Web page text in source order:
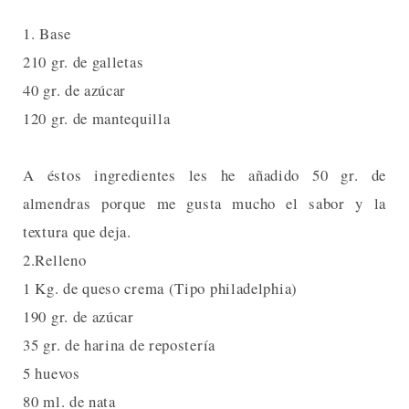
1. Base
210 gr. de galletas
40 gr. de azúcar
120 gr. de mantequilla
A éstos ingredientes les he añadido 50 gr. de
almendras porque me gusta mucho el sabor y la
textura que deja.
2.Relleno
1 Kg. de queso crema (Tipo philadelphia)
190 gr. de azúcar
35 gr. de harina de repostería
5 huevos
80 ml. de nata